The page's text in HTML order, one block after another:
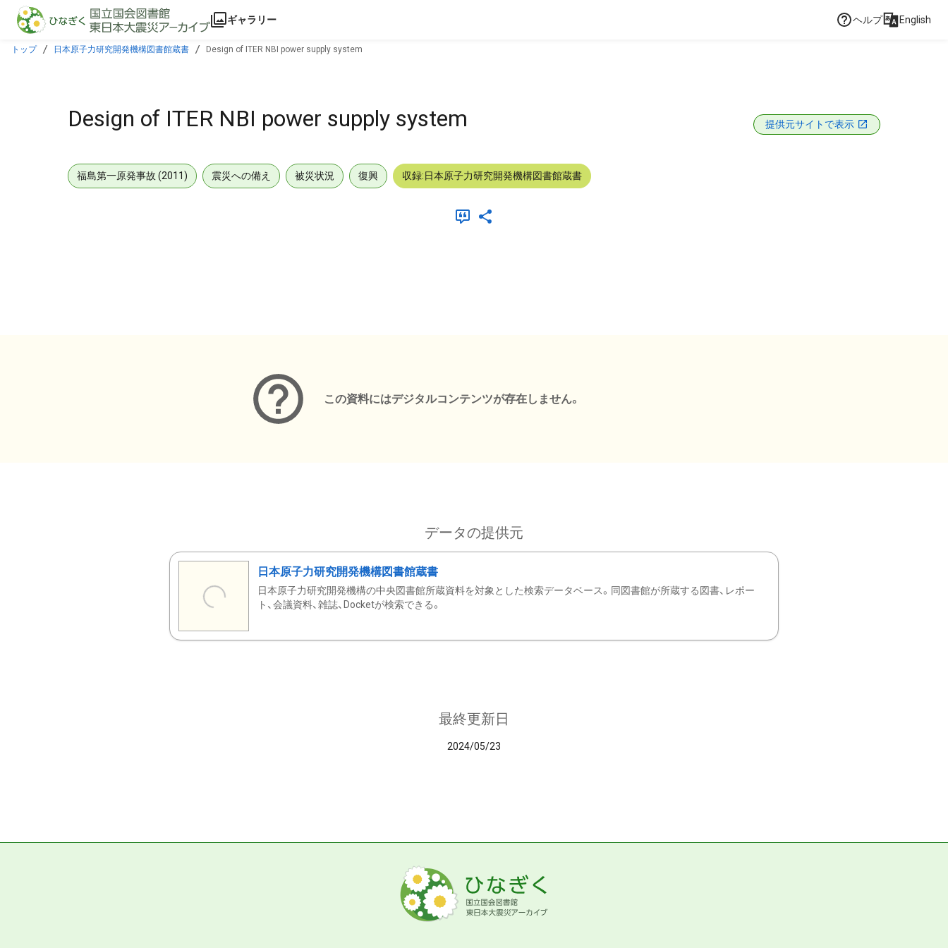
本文に飛ぶ
ギャラリー ヘルプ English
トップ 日本原子力研究開発機構図書館蔵書 Design of ITER NBI power supply system
Design of ITER NBI power supply system 提供元サイトで表示
福島第一原発事故 (2011) 震災への備え 被災状況 復興 収録:日本原子力研究開発機構図書館蔵書
この資料にはデジタルコンテンツが存在しません。
データの提供元
日本原子力研究開発機構図書館蔵書
日本原子力研究開発機構の中央図書館所蔵資料を対象とした検索データベース。同図書館が所蔵する図書、レポー
ト、会議資料、雑誌、Docketが検索できる。
最終更新日
2024/05/23